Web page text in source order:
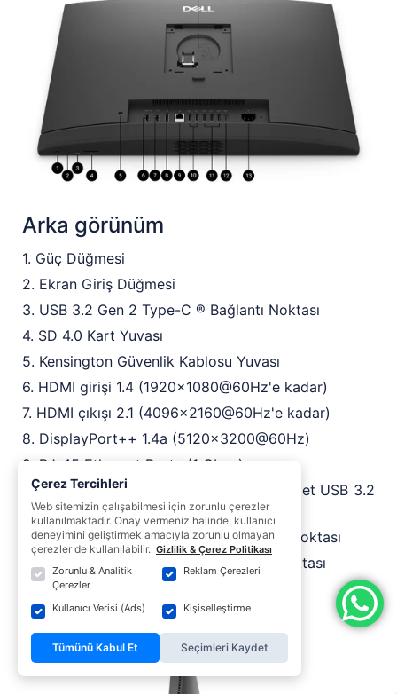
Arka görünüm
1. Güç Düğmesi
2. Ekran Giriş Düğmesi
3. USB 3.2 Gen 2 Type-C ® Bağlantı Noktası
4. SD 4.0 Kart Yuvası
5. Kensington Güvenlik Kablosu Yuvası
6. HDMI girişi 1.4 (1920x1080@60Hz'e kadar)
7. HDMI çıkışı 2.1 (4096x2160@60Hz'e kadar)
8. DisplayPort++ 1.4a (5120x3200@60Hz)
9. RJ-45 Ethernet Portu (1 Gbps)
10. Akıllı Güç Açma Özelliğine Sahip 2 Adet USB 3.2
Gen 1 Tip-A Bağlantı Noktası
11. 3 adet USB 3.2 Gen 2 Tip-A bağlantı noktası
12. USB 3.2 Gen 2 Type-C ® Bağlantı Noktası
13. Güç Kablosu Konektörü
14. VESA standı için braket
Çerez Tercihleri
Web sitemizin çalışabilmesi için zorunlu çerezler
kullanılmaktadır. Onay vermeniz halinde, kullanıcı
deneyimini geliştirmek amacıyla zorunlu olmayan
çerezler de kullanılabilir. Gizlilik & Çerez Politikası
Zorunlu & Analitik
Çerezler
Reklam Çerezleri
Kullanıcı Verisi (Ads) Kişiselleştirme
Tümünü Kabul Et Seçimleri Kaydet